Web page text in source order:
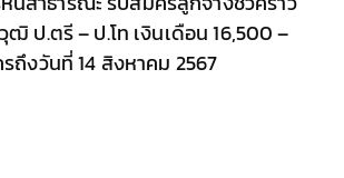
ฒิ ป.ตรี – ป.โท เงินเดือน 16,500 –
ถึงวันที่ 14 สิงหาคม 2567